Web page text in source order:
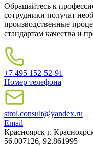
Обращайтесь к
сотрудники получат
производственные
стандартам качества и
+7 495 152-52-91
Номер телефона
stroi.consult@yandex.ru
Email
Красноярск г.
56.007126, 92.861995